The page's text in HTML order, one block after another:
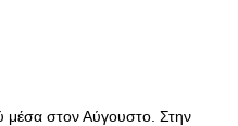
μέσα στον Αύγουστο. Στην